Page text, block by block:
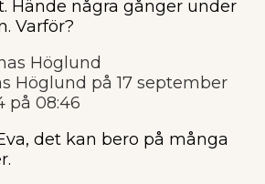
Hände några gånger under
Varför?
Höglund på 17 september
på 08:46
det kan bero på många